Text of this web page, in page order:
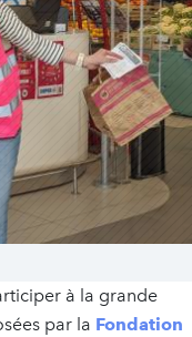
à la grande
par la Fondation